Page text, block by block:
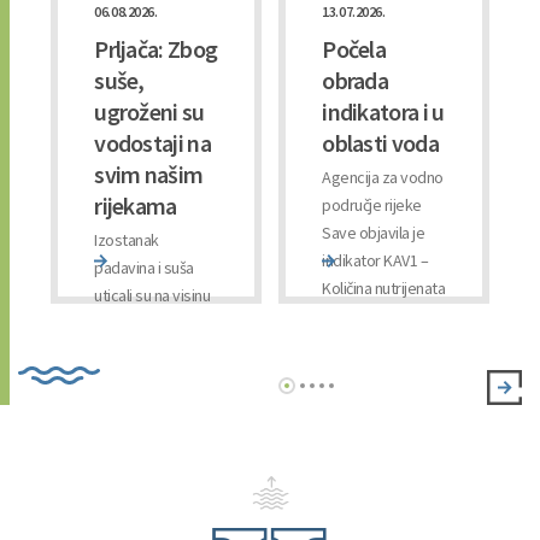
06.08.2026.
Prljača: Zbog
suše,
ugroženi su
vodostaji na
svim našim
rijekama
Izostanak
padavina i suša
uticali su na visinu
rijeke Save u
13.07.2026.
Počela
obrada
indikatora i u
oblasti voda
Agencija za vodno
područje rijeke
Save objavila je
indikator KAV1 –
Količina nutrijenata